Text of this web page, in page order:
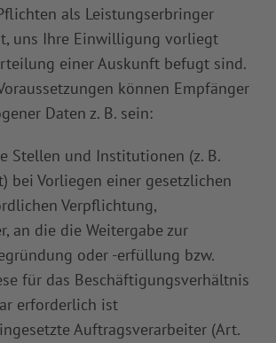
als Leistungserbringer
uns Ihre Einwilligung vorliegt
einer Auskunft befugt sind.
können Empfänger
Daten z. B. sein:
Stellen und Institutionen (z. B.
bei Vorliegen einer gesetzlichen
Verpflichtung,
an die die Weitergabe zur
oder -erfüllung bzw.
für das Beschäftigungsverhältnis
erforderlich ist
Auftragsverarbeiter (Art.